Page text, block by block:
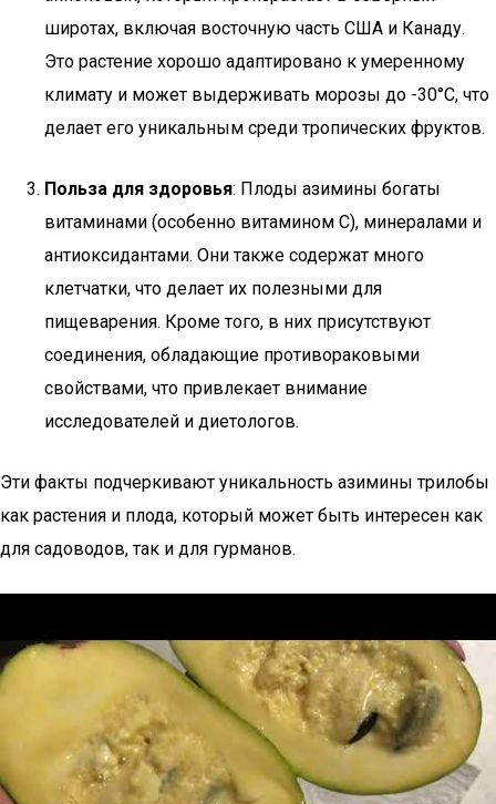
широтах, включая восточную часть США и Канаду.
Это растение хорошо адаптировано к умеренному
климату и может выдерживать морозы до -30°C, что
делает его уникальным среди тропических фруктов.
Польза для здоровья: Плоды азимины богаты
витаминами (особенно витамином С), минералами и
антиоксидантами. Они также содержат много
клетчатки, что делает их полезными для
пищеварения. Кроме того, в них присутствуют
соединения, обладающие противораковыми
свойствами, что привлекает внимание
исследователей и диетологов.
Эти факты подчеркивают уникальность азимины трилобы
как растения и плода, который может быть интересен как
для садоводов, так и для гурманов.